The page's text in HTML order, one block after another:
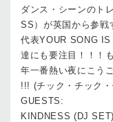
ダンス・シーンのト
SS）が英国から参戦
代表YOUR SONG IS
達にも要注目！！！
年一番熱い夜にこう
!!! (チック・チック
GUESTS:
KINDNESS (DJ SET)